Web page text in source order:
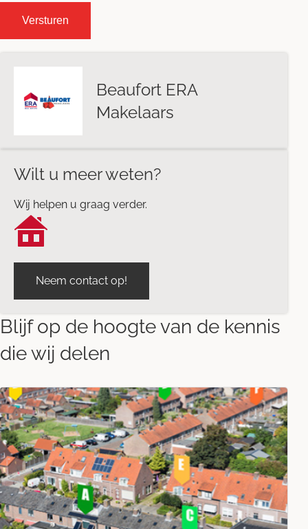
Beaufort ERA
Makelaars
Wilt u meer weten?
Wij helpen u graag verder.
Neem contact op!
Blijf op de hoogte van de kennis
die wij delen